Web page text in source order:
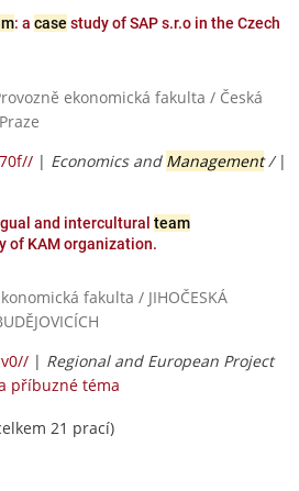
: a case study of SAP s.r.o in the Czech
ekonomická fakulta / Česká
| Economics and Management/ |
and intercultural team
of KAM organization.
fakulta / JIHOČESKÁ
| Regional and European Project
příbuzné téma
21 prací)